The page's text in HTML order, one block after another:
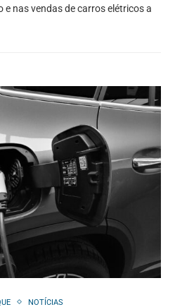
nas vendas de carros elétricos a
NOTÍCIAS